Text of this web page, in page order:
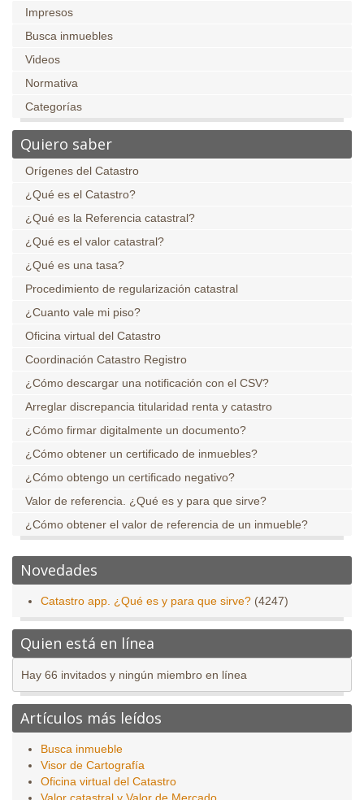
Impresos
Busca inmuebles
Videos
Normativa
Categorías
Quiero saber
Orígenes del Catastro
¿Qué es el Catastro?
¿Qué es la Referencia catastral?
¿Qué es el valor catastral?
¿Qué es una tasa?
Procedimiento de regularización catastral
¿Cuanto vale mi piso?
Oficina virtual del Catastro
Coordinación Catastro Registro
¿Cómo descargar una notificación con el CSV?
Arreglar discrepancia titularidad renta y catastro
¿Cómo firmar digitalmente un documento?
¿Cómo obtener un certificado de inmuebles?
¿Cómo obtengo un certificado negativo?
Valor de referencia. ¿Qué es y para que sirve?
¿Cómo obtener el valor de referencia de un inmueble?
Novedades
Catastro app. ¿Qué es y para que sirve? (4247)
Quien está en línea
Hay 66 invitados y ningún miembro en línea
Artículos más leídos
Busca inmueble
Visor de Cartografía
Oficina virtual del Catastro